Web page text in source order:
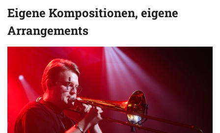
Eigene Kompositionen, eigene
Arrangements